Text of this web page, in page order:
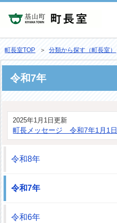
町長室TOP ＞分類から探す（町長室）
令和7年
2025年1月1日更新
町長メッセージ 令和7年1月1日
令和8年
令和7年
令和6年